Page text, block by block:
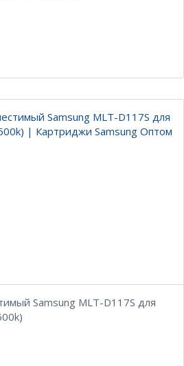
Samsung MLT-D117S для